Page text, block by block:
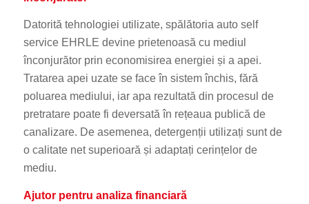
Datorită tehnologiei utilizate, spălătoria auto self
service EHRLE devine prietenoasă cu mediul
înconjurător prin economisirea energiei și a apei.
Tratarea apei uzate se face în sistem închis, fără
poluarea mediului, iar apa rezultată din procesul de
pretratare poate fi deversată în rețeaua publică de
canalizare. De asemenea, detergenții utilizați sunt de
o calitate net superioară și adaptați cerințelor de
mediu.
Ajutor pentru analiza financiară